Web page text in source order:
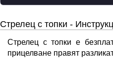
Стрелец с топки -
Стрелец с топки е
прицелване правят